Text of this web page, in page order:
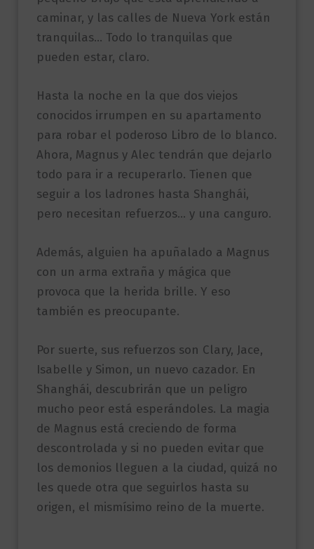
caminar, y las calles de Nueva York están
tranquilas… Todo lo tranquilas que
pueden estar, claro.
Hasta la noche en la que dos viejos
conocidos irrumpen en su apartamento
para robar el poderoso Libro de lo blanco.
Ahora, Magnus y Alec tendrán que dejarlo
todo para ir a recuperarlo. Tienen que
seguir a los ladrones hasta Shanghái,
pero necesitan refuerzos… y una canguro.
Además, alguien ha apuñalado a Magnus
con un arma extraña y mágica que
provoca que la herida brille. Y eso
también es preocupante.
Por suerte, sus refuerzos son Clary, Jace,
Isabelle y Simon, un nuevo cazador. En
Shanghái, descubrirán que un peligro
mucho peor está esperándoles. La magia
de Magnus está creciendo de forma
descontrolada y si no pueden evitar que
los demonios lleguen a la ciudad, quizá no
les quede otra que seguirlos hasta su
origen, el mismísimo reino de la muerte.